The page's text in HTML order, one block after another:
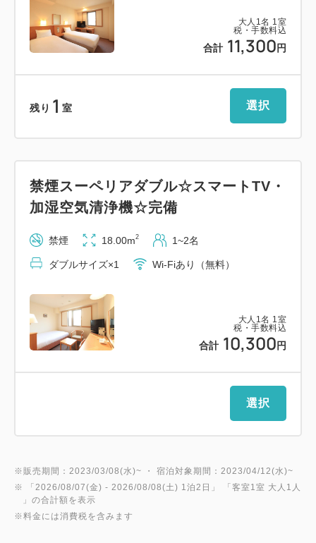
道なりに約1.5km進み信号「大森町」を右折、次の
信号を左折、
次の信号を右折すると、右側に当ホテルがございま
・第二阪奈有料道路「宝来IC」より約15分（約
大人 1 名 1 室
税・手数料込
合計 11,300 円
残り 1 室 選択
大人 1 名 1 室
税・手数料込
合計 10,300 円
禁煙スーペリアダブル☆スマートTV・
加湿空気清浄機☆完備
禁煙 18.00m2 1~2名
ダブルサイズ×1 Wi-Fiあり（無料）
選択
※販売期間：2023/03/08(水)~ ・ 宿泊対象期間：2023/04/12(水)~
※ 「 2026/08/07(金) - 2026/08/08(土) 1泊2日 」 「客室1室 大人1人
」の合計額を表示
※料金には消費税を含みます